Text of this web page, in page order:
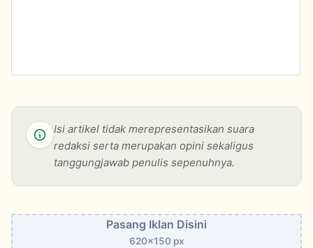
Isi artikel tidak merepresentasikan suara
redaksi serta merupakan opini sekaligus
tanggungjawab penulis sepenuhnya.
Pasang Iklan Disini
620x150 px